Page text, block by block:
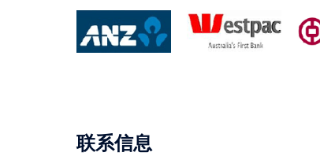
联系信息